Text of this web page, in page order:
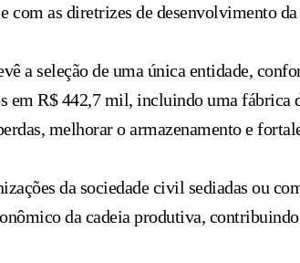
com as diretrizes de desenvolvimento
a seleção de uma única entidade,
em R$ 442,7 mil, incluindo uma fábrica
melhorar o armazenamento e
da sociedade civil sediadas ou
da cadeia produtiva,